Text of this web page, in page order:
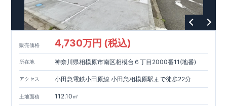
設までに、計4回のチェックが行われます。 図面や書類上だけ
でなく、現場の施工状況を検査した上で、品質を保証していま
す。 【長期優良住宅】 ・東栄住宅は国が定める全7つの技術基
準をクリアしています。長期優良住宅とは、｢良い家を作って、
きちんと手入れをして、長く大切に使う｣ことを目的とした認定
制度。住宅ローン減税、固定資産税などの税制優遇を受けられ
るだけでなく、中古市場でも、長期優良住宅が有利に働きま
す。 【充実のアフターサポート】
販売価格 4,730万円 (税込)
所在地 神奈川県相模原市南区相模台６丁目2000番11(地番)
アクセス 小田急電鉄小田原線 小田急相模原駅まで徒歩22分
土地面積 112.10㎡